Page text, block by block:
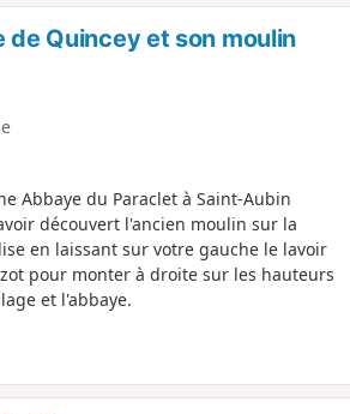
de Quincey et son moulin
Abbaye du Paraclet à Saint-Aubin
découvert l'ancien moulin sur la
en laissant sur votre gauche le lavoir
pour monter à droite sur les hauteurs
et l'abbaye.